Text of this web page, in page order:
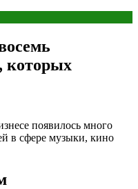
которых
появилось много
в сфере музыки, кино